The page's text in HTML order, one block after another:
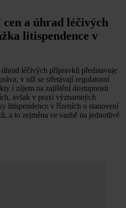
cen a úhrad léčivých
litispendence v
léčivých přípravků představuje
v níž se střetávají regulatorní
i zájem na zajištění dostupnosti
avšak v praxi významných
litispendence v řízeních o stanovení
a to zejména ve vazbě na jednotlivé